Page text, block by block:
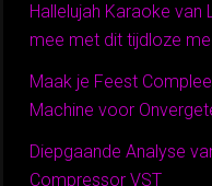
Hallelujah Karaoke van
mee met dit tijdloze
Maak je Feest
Machine voor
Diepgaande Analyse
Compressor VST